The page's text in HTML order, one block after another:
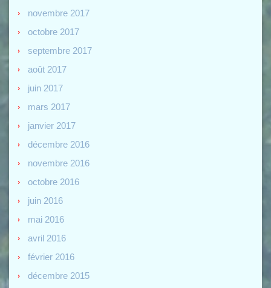
novembre 2017
octobre 2017
septembre 2017
août 2017
juin 2017
mars 2017
janvier 2017
décembre 2016
novembre 2016
octobre 2016
juin 2016
mai 2016
avril 2016
février 2016
décembre 2015